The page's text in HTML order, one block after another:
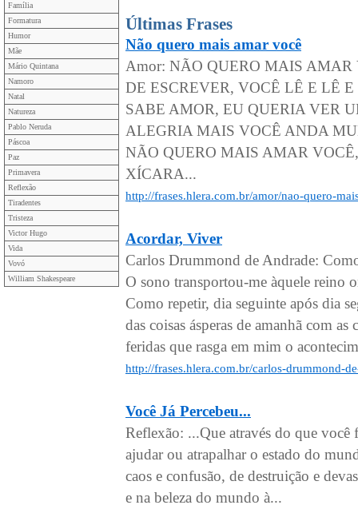
Família
Formatura
Humor
Mãe
Mário Quintana
Namoro
Natal
Natureza
Pablo Neruda
Páscoa
Paz
Primavera
Reflexão
Tiradentes
Tristeza
Victor Hugo
Vida
Vovó
William Shakespeare
Últimas Frases
Não quero mais amar você
Amor: NÃO QUERO MAIS
DE ESCREVER, VOCÊ LÊ E LÊ
SABE AMOR, EU QUERIA VER
ALEGRIA MAIS VOCÊ ANDA
NÃO QUERO MAIS AMAR
XÍCARA...
http://frases.hlera.com.br/amor/nao-quero-
Acordar, Viver
Carlos Drummond de Andrade:
O sono transportou-me àquele reino
Como repetir, dia seguinte após dia
das coisas ásperas de amanhã com
feridas que rasga em mim o
http://frases.hlera.com.br/carlos-drummond-
Você Já Percebeu...
Reflexão: ...Que através do que você
ajudar ou atrapalhar o estado do
caos e confusão, de destruição e
e na beleza do mundo à...